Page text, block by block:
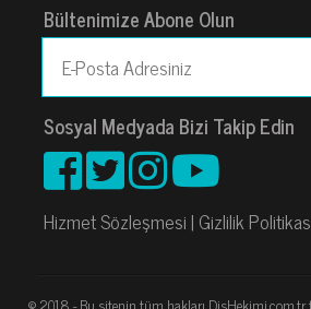
Bültenimize Abone Olun
Sosyal Medyada Bizi Takip Edin
Hizmet Sözleşmesi | Gizlilik